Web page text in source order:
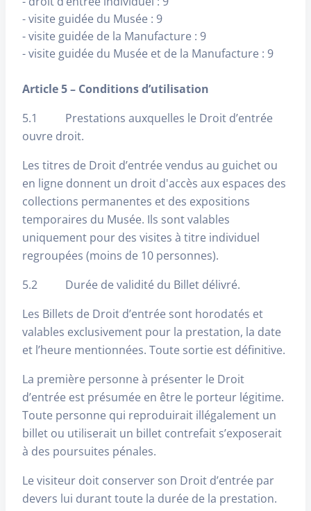
- visite guidée du Musée : 9
- visite guidée de la Manufacture : 9
- visite guidée du Musée et de la Manufacture : 9
Article 5 – Conditions d’utilisation
5.1 Prestations auxquelles le Droit d’entrée
ouvre droit.
Les titres de Droit d’entrée vendus au guichet ou
en ligne donnent un droit d'accès aux espaces des
collections permanentes et des expositions
temporaires du Musée. Ils sont valables
uniquement pour des visites à titre individuel
regroupées (moins de 10 personnes).
5.2 Durée de validité du Billet délivré.
Les Billets de Droit d’entrée sont horodatés et
valables exclusivement pour la prestation, la date
et l’heure mentionnées. Toute sortie est définitive.
La première personne à présenter le Droit
d’entrée est présumée en être le porteur légitime.
Toute personne qui reproduirait illégalement un
billet ou utiliserait un billet contrefait s’exposerait
à des poursuites pénales.
Le visiteur doit conserver son Droit d’entrée par
devers lui durant toute la durée de la prestation.